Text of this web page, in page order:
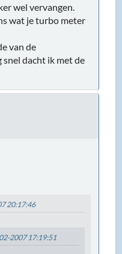
wel vervangen.
wat je turbo meter
van de
snel dacht ik met de
20:17:46
2007 17:19:51